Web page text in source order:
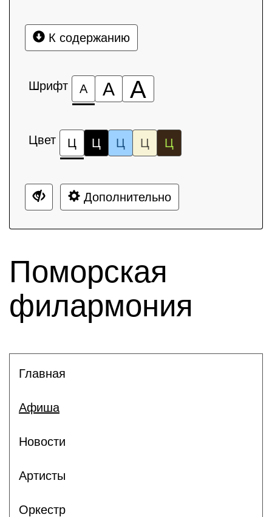
К содержанию
Шрифт А А А
Цвет Ц Ц Ц Ц Ц
Дополнительно
Поморская
филармония
Главная
Афиша
Новости
Артисты
Оркестр